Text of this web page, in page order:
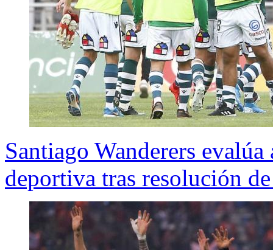
Santiago Wanderers
deportiva tras resolución